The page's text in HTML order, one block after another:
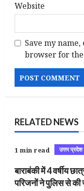
Website
Save my
browser for
RELATED NEWS
1 min read उत्तर प्रदेश
बाराबंकी में 4 वर्षीय
परिजनों ने पुलिस से की